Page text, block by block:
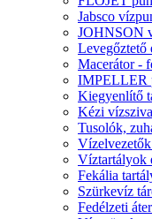
Jabsco
JOHNSON
Levegőztető
Macerátor -
IMPELLER
Kiegyenlítő
Kézi
Tusolók,
Víztartályok
Fekália
Szürkevíz
Fedélzeti